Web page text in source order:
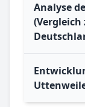
Analyse